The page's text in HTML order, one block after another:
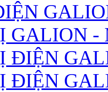
GALION -
ĐIỆN
ĐIỆN